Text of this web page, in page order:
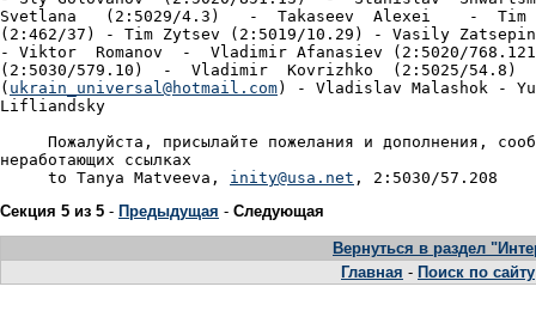
Svetlana   (2:5029/4.3)   -  Takaseev  Alexei    -  Tim
(2:462/37) - Tim Zytsev (2:5019/10.29) - Vasily
- Viktor  Romanov  -  Vladimir Afanasiev (2:5020/
(2:5030/579.10)  -  Vladimir  Kovrizhko  (2:5025/54.8)
( ukrain_universal@hotmail.com) - Vladislav Malashok -
Lifliandsky
Пожалуйста, присылайте пожелания и дополнения,
неработающих ссылках
     to Tanya Matveeva,
inity@usa.net
Секция 5 из 5 - Предыдущая - Следующая
Вернуться в раздел
Главная - Поиск по сайту